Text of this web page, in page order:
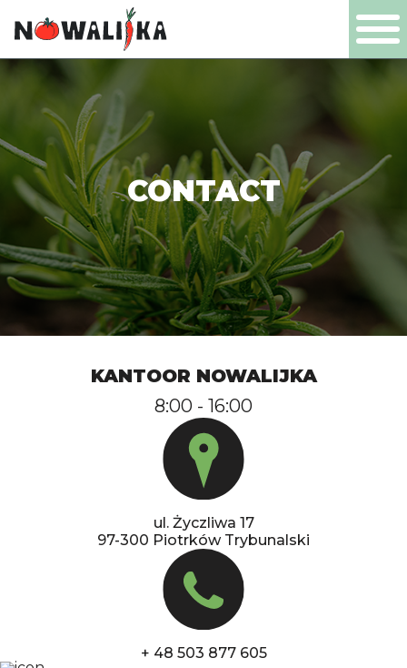
EN DE
PRODUCTEN
BEDRIJF
CERTIFICATEN
CONTACT
KANTOOR NOWALIJKA
8:00 - 16:00
ul. Życzliwa 17
97-300 Piotrków Trybunalski
+ 48 503 877 605